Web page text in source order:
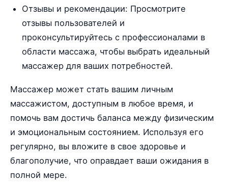
Отзывы и рекомендации: Просмотрите
отзывы пользователей и
проконсультируйтесь с профессионалами в
области массажа, чтобы выбрать идеальный
массажер для ваших потребностей.
Массажер может стать вашим личным
массажистом, доступным в любое время, и
помочь вам достичь баланса между физическим
и эмоциональным состоянием. Используя его
регулярно, вы вложите в свое здоровье и
благополучие, что оправдает ваши ожидания в
полной мере.